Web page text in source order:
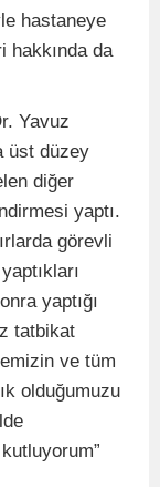
hastaneye
hakkında da
Yavuz
üst düzey
diğer
yaptı.
görevli
yaptığı
tatbikat
ve tüm
olduğumuzu